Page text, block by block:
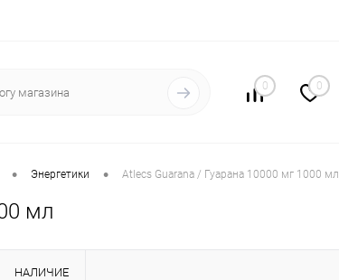
0 0
• Энергетики • Atlecs Guarana / Гуарана 10000 мг 1000 мл
мл
НАЛИЧИЕ